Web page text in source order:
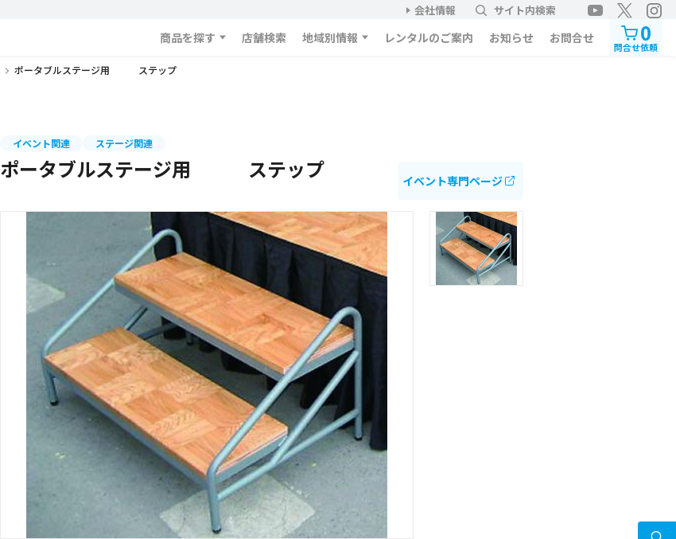
会社情報 サイト内検索
商品を探す 店舗検索 地域別情報 レンタルのご案内 お知らせ お問合せ 0
問合せ依頼
ポータブルステージ用 ステップ
イベント関連 ステージ関連
ポータブルステージ用 ステップ イベント専門ページ